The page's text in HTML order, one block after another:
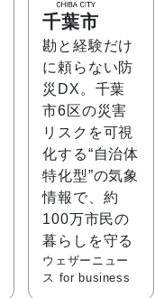
千葉市
勘と経験だけ
に頼らない防
災DX。千葉
市6区の災害
リスクを可視
化する“自治体
特化型”の気象
情報で、約
100万市民の
暮らしを守る
ウェザーニュー
ス for business